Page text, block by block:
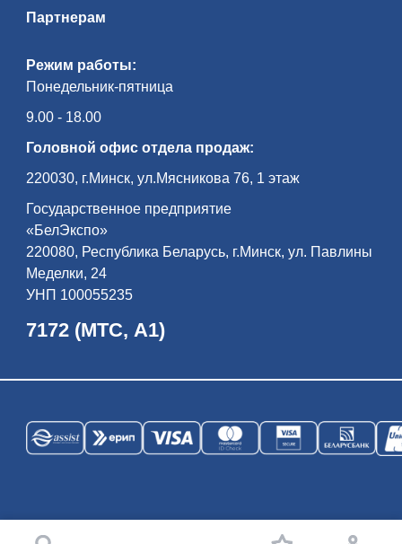
Режим работы:
Понедельник-пятница
9.00 - 18.00
Головной офис отдела продаж:
220030, г.Минск, ул.Мясникова 76, 1 этаж
Государственное предприятие
«БелЭкспо»
220080, Республика Беларусь, г.Минск, ул. Павлины
Меделки, 24
УНП 100055235
7172 (МТС, А1)
Партнерам